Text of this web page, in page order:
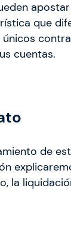
que
únicos
cuentas.
de
la